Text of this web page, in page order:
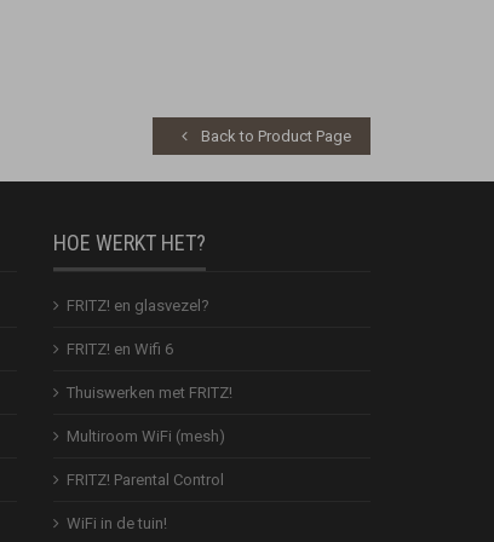
Back to Product Page
HOE WERKT HET?
FRITZ! en glasvezel?
FRITZ! en Wifi 6
Thuiswerken met FRITZ!
Multiroom WiFi (mesh)
FRITZ! Parental Control
WiFi in de tuin!